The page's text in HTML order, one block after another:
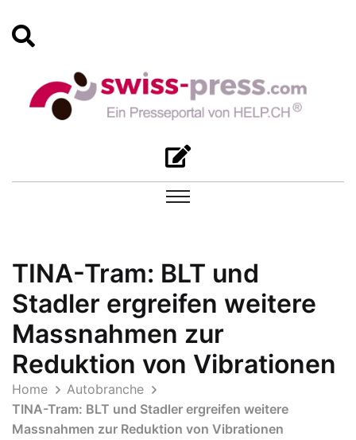
TINA-Tram: BLT und
Stadler ergreifen weitere
Massnahmen zur
Reduktion von Vibrationen
Home
Autobranche
TINA-Tram: BLT und Stadler ergreifen weitere
Massnahmen zur Reduktion von Vibrationen